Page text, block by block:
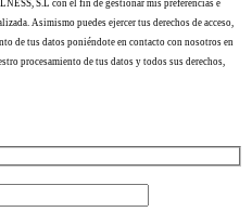
S.L con el fin de gestionar mis preferencias e
Asimismo puedes ejercer tus derechos de acceso,
de tus datos poniéndote en contacto con nosotros en
procesamiento de tus datos y todos sus derechos,